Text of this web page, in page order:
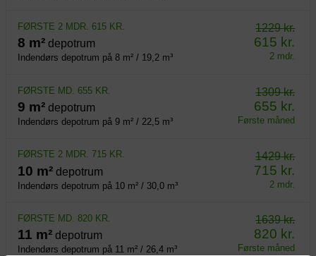
FØRSTE 2 MDR. 615 KR.
8 m² depotrum
Indendørs depotrum på 8 m² / 19,2 m³
1229 kr.
615 kr.
2 mdr.
FØRSTE MD. 655 KR.
9 m² depotrum
Indendørs depotrum på 9 m² / 22,5 m³
1309 kr.
655 kr.
Første måned
FØRSTE 2 MDR. 715 KR.
10 m² depotrum
Indendørs depotrum på 10 m² / 30,0 m³
1429 kr.
715 kr.
2 mdr.
FØRSTE MD. 820 KR.
11 m² depotrum
Indendørs depotrum på 11 m² / 26,4 m³
1639 kr.
820 kr.
Første måned